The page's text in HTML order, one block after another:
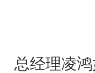
总经理凌